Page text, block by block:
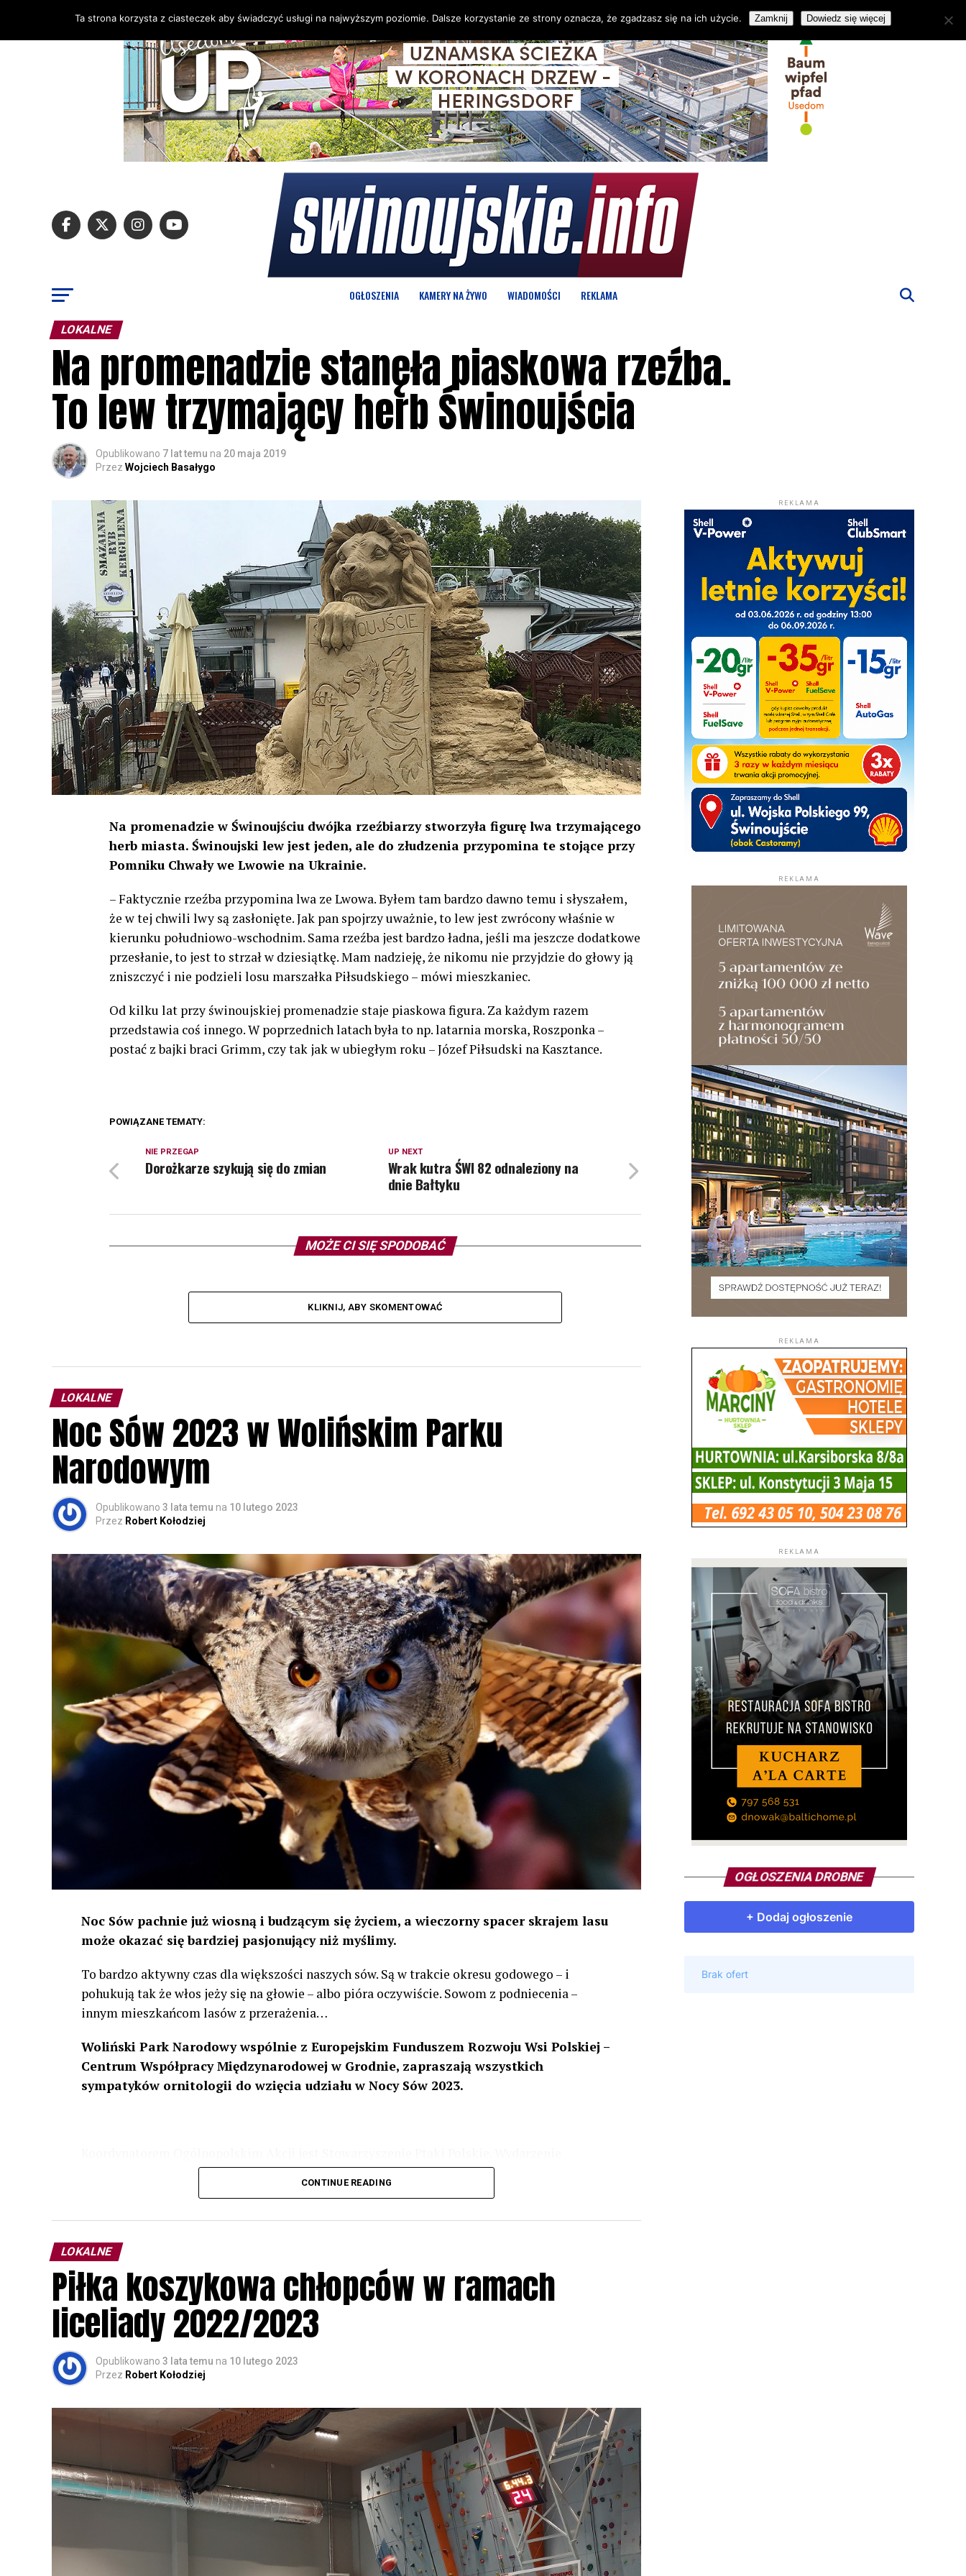
OGŁOSZENIA KAMERY NA ŻYWO WIADOMOŚCI REKLAMA
LOKALNE
Na promenadzie stanęła piaskowa rzeźba.
To lew trzymający herb Świnoujścia
Opublikowano 7 lat temu na 20 maja 2019
Przez Wojciech Basałygo
Na promenadzie w Świnoujściu dwójka rzeźbiarzy stworzyła figurę lwa trzymającego
herb miasta. Świnoujski lew jest jeden, ale do złudzenia przypomina te stojące przy
Pomniku Chwały we Lwowie na Ukrainie.
– Faktycznie rzeźba przypomina lwa ze Lwowa. Byłem tam bardzo dawno temu i słyszałem,
że w tej chwili lwy są zasłonięte. Jak pan spojrzy uważnie, to lew jest zwrócony właśnie w
kierunku południowo-wschodnim. Sama rzeźba jest bardzo ładna, jeśli ma jeszcze dodatkowe
przesłanie, to jest to strzał w dziesiątkę. Mam nadzieję, że nikomu nie przyjdzie do głowy ją
zniszczyć i nie podzieli losu marszałka Piłsudskiego – mówi mieszkaniec.
Od kilku lat przy świnoujskiej promenadzie staje piaskowa figura. Za każdym razem
przedstawia coś innego. W poprzednich latach była to np. latarnia morska, Roszponka –
postać z bajki braci Grimm, czy tak jak w ubiegłym roku – Józef Piłsudski na Kasztance.
POWIĄZANE TEMATY:
UP NEXT
Wrak kutra ŚWI 82 odnaleziony na
dnie Bałtyku
NIE PRZEGAP
Dorożkarze szykują się do zmian
MOŻE CI SIĘ SPODOBAĆ
KLIKNIJ, ABY SKOMENTOWAĆ
LOKALNE
Noc Sów 2023 w Wolińskim Parku
Narodowym
Opublikowano 3 lata temu na 10 lutego 2023
Przez Robert Kołodziej
Noc Sów pachnie już wiosną i budzącym się życiem, a wieczorny spacer skrajem lasu
może okazać się bardziej pasjonujący niż myślimy.
To bardzo aktywny czas dla większości naszych sów. Są w trakcie okresu godowego – i
pohukują tak że włos jeży się na głowie – albo pióra oczywiście. Sowom z podniecenia –
innym mieszkańcom lasów z przerażenia…
Woliński Park Narodowy wspólnie z Europejskim Funduszem Rozwoju Wsi Polskiej –
Centrum Współpracy Międzynarodowej w Grodnie, zapraszają wszystkich
sympatyków ornitologii do wzięcia udziału w Nocy Sów 2023.
odbędzie się w dniach24 i 25 lutego 2023 r. wg harmonogramu przedstawionego na
Wszystkich uczestników zapraszamy do udziału w Akcji, włączenia się w aktywne
rozpoznawanie głosów sów i wymianę doświadczeń przy grillu.Na wydarzenie obowiązują
zapisy.
CONTINUE READING
LOKALNE
Piłka koszykowa chłopców w ramach
liceliady 2022/2023
Opublikowano 3 lata temu na 10 lutego 2023
Przez Robert Kołodziej
REKLAMA
REKLAMA
REKLAMA
REKLAMA
OGŁOSZENIA DROBNE
Ta strona korzysta z ciasteczek aby świadczyć usługi na najwyższym poziomie. Dalsze korzystanie ze strony oznacza, że zgadzasz się na ich użycie. Zamknij Dowiedz się więcej